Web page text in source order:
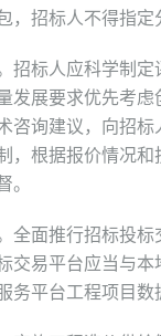
招标人不得指定
标人应科学制定
发展要求优先考
咨询建议，向招
，根据报价情况
。
面推行招标投标
交易平台应当与
平台工程项目数